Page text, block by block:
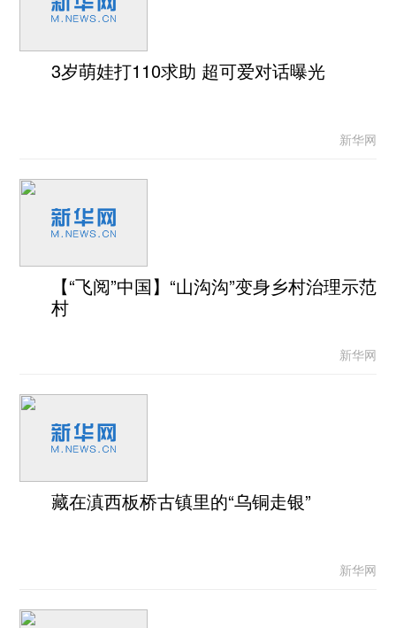
3岁萌娃打110求助 超可爱对话曝光
新华网
【“飞阅”中国】“山沟沟”变身乡村治理示范
村
新华网
藏在滇西板桥古镇里的“乌铜走银”
新华网